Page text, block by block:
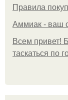
Правила
Аммиак - ваш
Всем привет!
таскаться по